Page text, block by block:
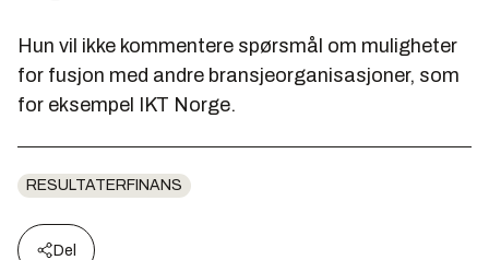
Hun vil ikke kommentere spørsmål om muligheter
for fusjon med andre bransjeorganisasjoner, som
for eksempel IKT Norge.
RESULTATERFINANS
Del